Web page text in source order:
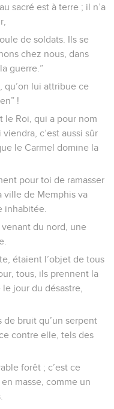
sacré est à terre ; il n’a
de soldats. Ils se
chez nous, dans
guerre.”
qu’on lui attribue ce
!
le Roi, qui a pour nom
viendra, c’est aussi sûr
le Carmel domine la
pour toi de ramasser
ville de Memphis va
inhabitée.
du nord, une
étaient l’objet de tous
tous, ils prennent la
jour du désastre,
de bruit qu’un serpent
contre elle, tels des
forêt ; c’est ce
masse, comme un